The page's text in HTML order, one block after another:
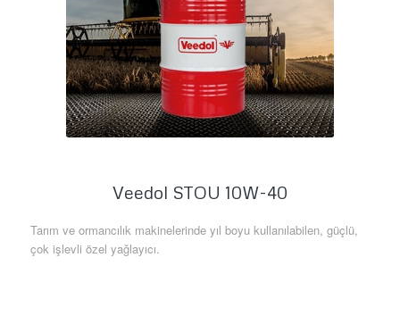
Veedol STOU 10W-40
Tarım ve ormancılık makinelerinde yıl boyu kullanılabilen, güçlü,
çok işlevli özel yağlayıcı.